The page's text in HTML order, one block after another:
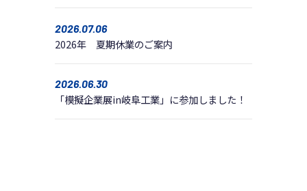
2026年 夏期休業のご案内
2026.07.06
「模擬企業展in岐阜工業」に参加しました！
2026.06.30